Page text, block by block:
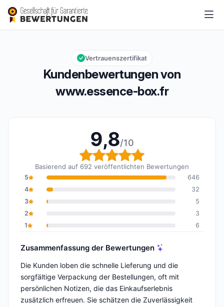
www.essence-box.fr
Gesamtbewertung: 9,8 von 10
9,8/10
Kundenbewertungen von
www.essence-box.fr
Vertrauenszertifikat
9,8/10
Gesamtbewertung: 9,8
Basierend auf 692 veröffentlichten Bewertungen
5
646
4
32
3
5
2
3
1
6
Zusammenfassung der Bewertungen
Die Kunden loben die schnelle Lieferung und die
sorgfältige Verpackung der Bestellungen, oft mit
persönlichen Notizen, die das Einkaufserlebnis
zusätzlich erfreuen. Sie schätzen die Zuverlässigkeit